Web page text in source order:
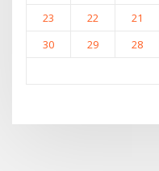
21
22
23
28
29
30